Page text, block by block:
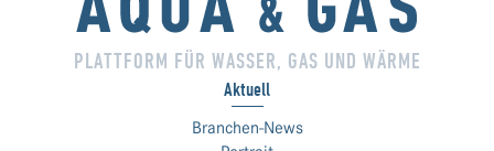
PLATTFORM FÜR WASSER, GAS UND WÄRME
Aktuell
Branchen-News